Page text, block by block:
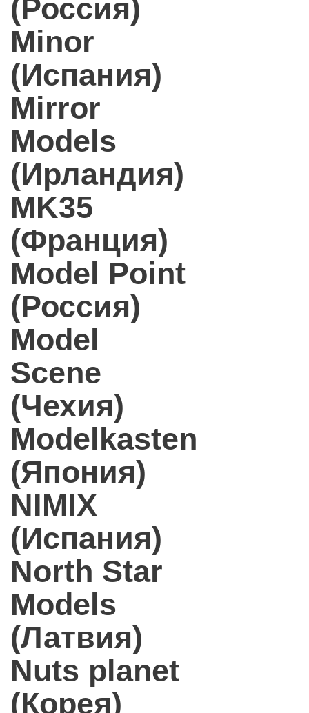
(Россия)
Minor
(Испания)
Mirror
Models
(Ирландия)
MK35
(Франция)
Model Point
(Россия)
Model
Scene
(Чехия)
Modelkasten
(Япония)
NIMIX
(Испания)
North Star
Models
(Латвия)
Nuts planet
(Корея)